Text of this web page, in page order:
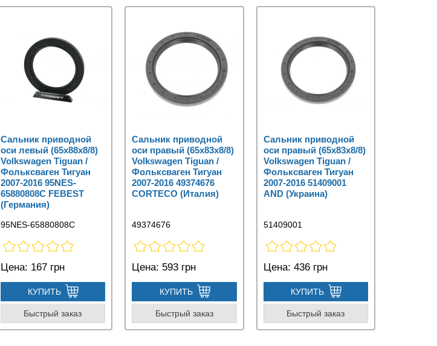
Сальник приводной
оси левый (65x88x8/8)
Volkswagen Tiguan /
Фольксваген Тигуан
2007-2016 95NES-
65880808C FEBEST
(Германия)
95NES-65880808C
Цена: 167 грн
КУПИТЬ
Быстрый заказ
Сальник приводной
оси правый (65x83x8/8)
Volkswagen Tiguan /
Фольксваген Тигуан
2007-2016 49374676
CORTECO (Италия)
49374676
Цена: 593 грн
КУПИТЬ
Быстрый заказ
Сальник приводной
оси правый (65x83x8/8)
Volkswagen Tiguan /
Фольксваген Тигуан
2007-2016 51409001
AND (Украина)
51409001
Цена: 436 грн
КУПИТЬ
Быстрый заказ